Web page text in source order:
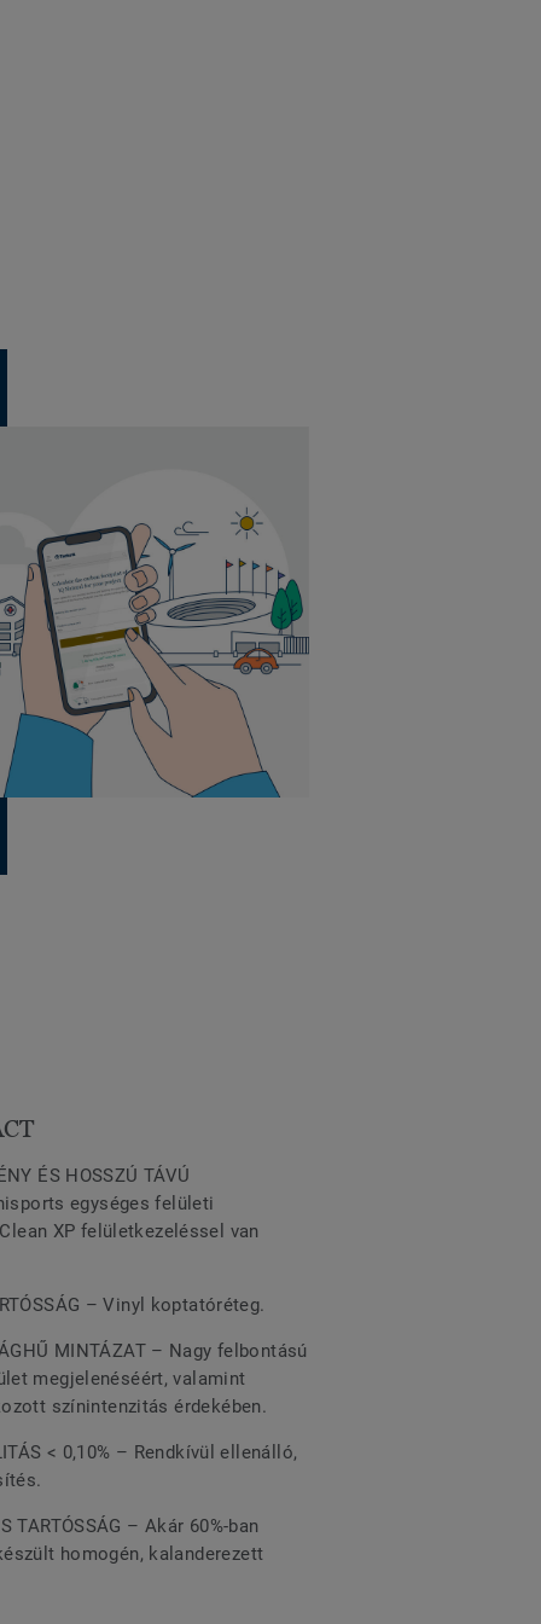
ÉS HOSSZÚ TÁVÚ
egységes felületi
XP felületkezeléssel van
– Vinyl koptatóréteg.
MINTÁZAT – Nagy felbontású
megjelenéséért, valamint
színintenzitás érdekében.
< 0,10% – Rendkívül ellenálló,
TARTÓSSÁG – Akár 60%-ban
homogén, kalanderezett